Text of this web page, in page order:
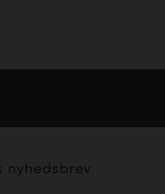
nyhedsbrev